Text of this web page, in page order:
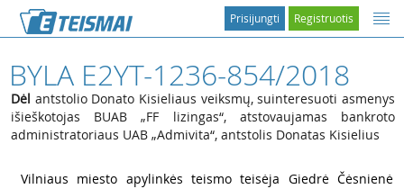
Registruotis
Prisijungti
BYLA E2YT-1236-854/2018
Dėl antstolio Donato Kisieliaus veiksmų, suinteresuoti asmenys
išieškotojas BUAB „FF lizingas“, atstovaujamas bankroto
administratoriaus UAB „Admivita“, antstolis Donatas Kisielius
Vilniaus miesto apylinkės teismo teisėja Giedrė Čėsnienė